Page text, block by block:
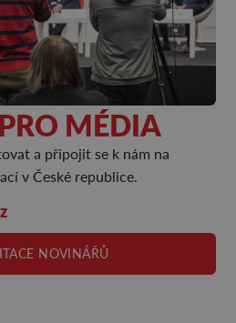
PRO MÉDIA
a připojit se k nám na
v České republice.
NOVINÁŘŮ